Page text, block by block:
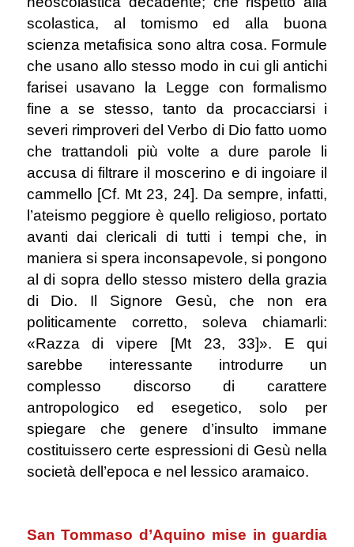
scolastica, al tomismo ed alla buona
scienza metafisica sono altra cosa. Formule
che usano allo stesso modo in cui gli antichi
farisei usavano la Legge con formalismo
fine a se stesso, tanto da procacciarsi i
severi rimproveri del Verbo di Dio fatto uomo
che trattandoli più volte a dure parole li
accusa di filtrare il moscerino e di ingoiare il
cammello [Cf. Mt 23, 24]. Da sempre, infatti,
l’ateismo peggiore è quello religioso, portato
avanti dai clericali di tutti i tempi che, in
maniera si spera inconsapevole, si pongono
al di sopra dello stesso mistero della grazia
di Dio. Il Signore Gesù, che non era
politicamente corretto, soleva chiamarli:
«Razza di vipere [Mt 23, 33]». E qui
sarebbe interessante introdurre un
complesso discorso di carattere
antropologico ed esegetico, solo per
spiegare che genere d’insulto immane
costituissero certe espressioni di Gesù nella
società dell’epoca e nel lessico aramaico.
San Tommaso d’Aquino mise in guardia